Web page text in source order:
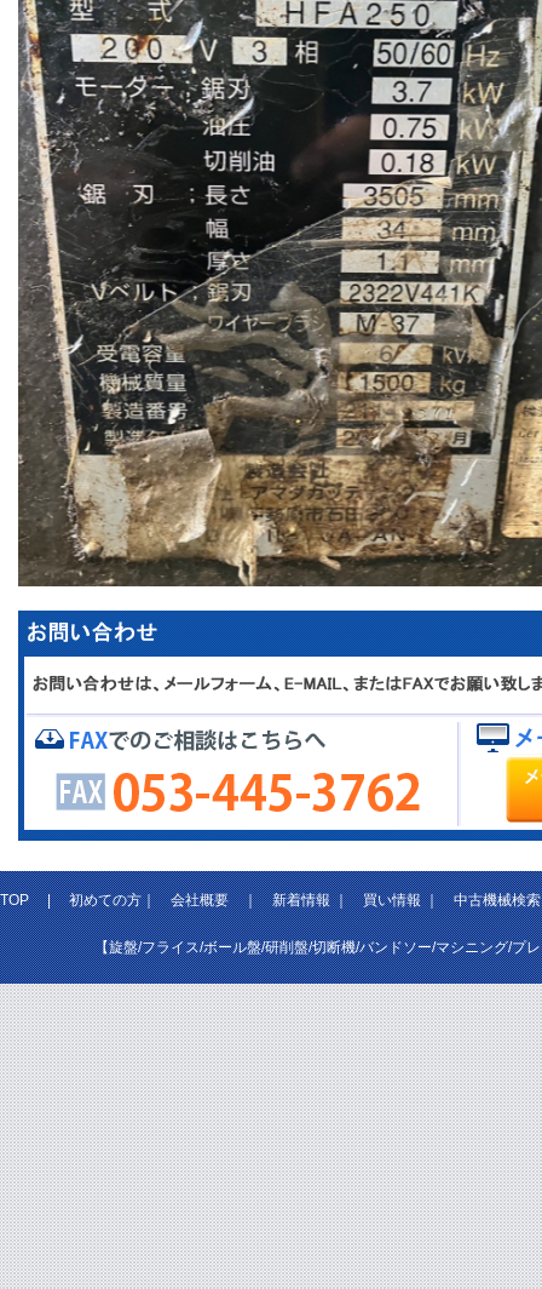
TOP|初めての方｜会社概要｜新着情報｜買い情報｜中古機械検索
【旋盤/フライス/ボール盤/研削盤/切断機/バンドソー/マシニング/プ